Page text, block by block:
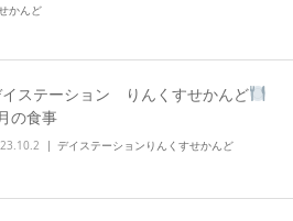
かんど
ステーション りんくすせかんど
の食事
デイステーションりんくすせかんど